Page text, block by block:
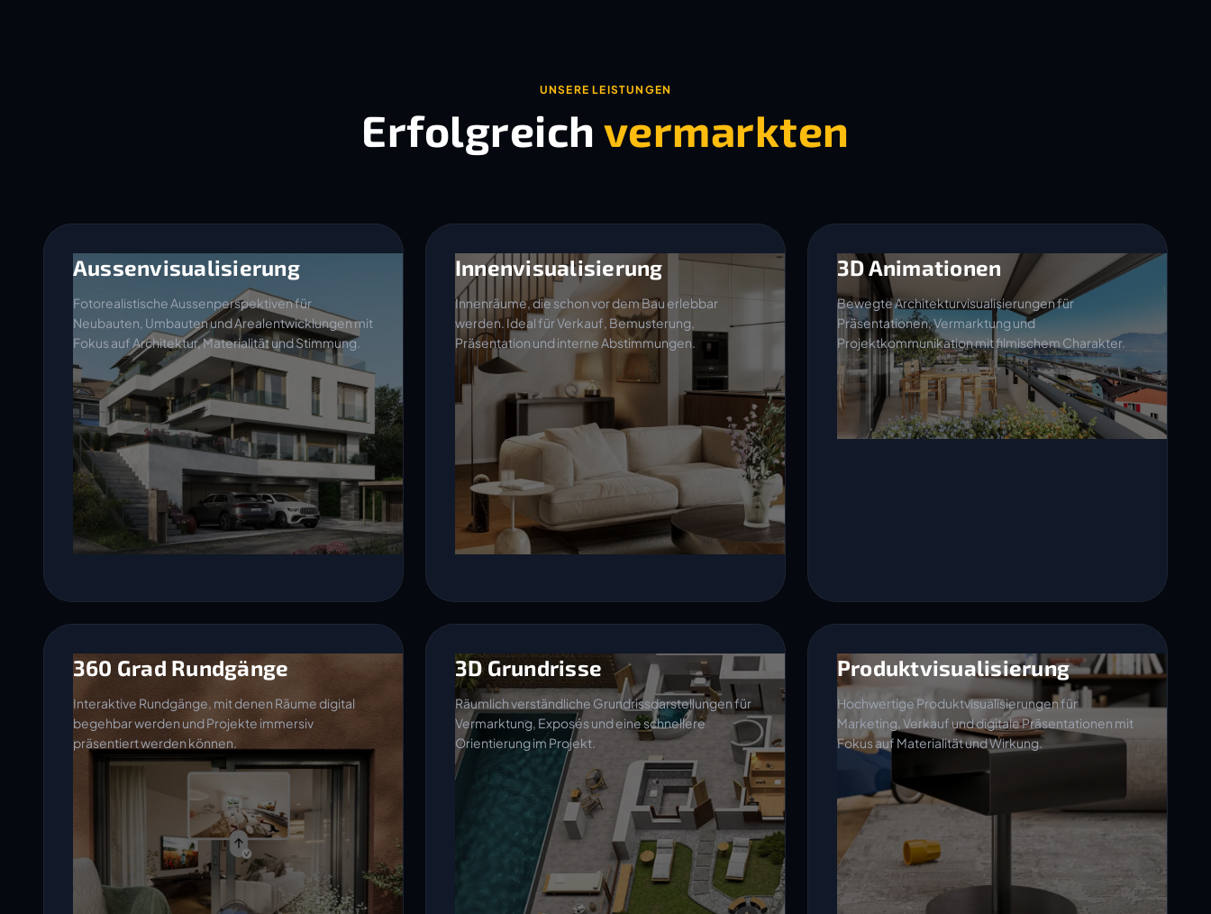
UNSERE LEISTUNGEN
Erfolgreich vermarkten
Aussenvisualisierung
Fotorealistische Aussenperspektiven für
Neubauten, Umbauten und Arealentwicklungen mit
Fokus auf Architektur, Materialität und Stimmung.
Innenvisualisierung
Innenräume, die schon vor dem Bau erlebbar
werden. Ideal für Verkauf, Bemusterung,
Präsentation und interne Abstimmungen.
3D Animationen
Bewegte Architekturvisualisierungen für
Präsentationen, Vermarktung und
Projektkommunikation mit filmischem Charakter.
360 Grad Rundgänge
Interaktive Rundgänge, mit denen Räume digital
begehbar werden und Projekte immersiv
präsentiert werden können.
3D Grundrisse
Räumlich verständliche Grundrissdarstellungen für
Vermarktung, Exposés und eine schnellere
Orientierung im Projekt.
Produktvisualisierung
Hochwertige Produktvisualisierungen für
Marketing, Verkauf und digitale Präsentationen mit
Fokus auf Materialität und Wirkung.